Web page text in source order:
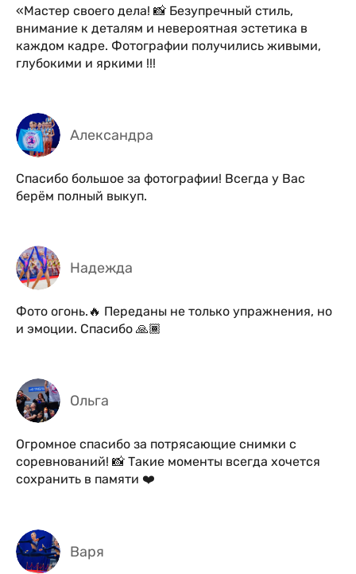
«Мастер своего дела! 📸 Безупречный стиль,
внимание к деталям и невероятная эстетика в
каждом кадре. Фотографии получились живыми,
глубокими и яркими !!!
Александра
Спасибо большое за фотографии! Всегда у Вас
берём полный выкуп.
Надежда
Фото огонь.🔥 Переданы не только упражнения, но
и эмоции. Спасибо 🙏🏾
Ольга
Огромное спасибо за потрясающие снимки с
соревнований! 📸 Такие моменты всегда хочется
сохранить в памяти ❤️
Варя